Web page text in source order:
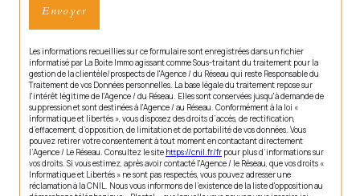
Envoyer
Les informations recueillies sur ce formulaire sont enregistrées dans un fichier
informatisé par La Boite Immo agissant comme Sous-traitant du traitement pour la
gestion de la clientèle/prospects de l'Agence / du Réseau qui reste Responsable du
Traitement de vos Données personnelles. La base légale du traitement repose sur
l'intérêt légitime de l'Agence / du Réseau. Elles sont conservées jusqu'à demande de
suppression et sont destinées à l'Agence / au Réseau. Conformément à la loi «
informatique et libertés », vous disposez des droits d’accès, de rectification,
d’effacement, d’opposition, de limitation et de portabilité de vos données. Vous
pouvez retirer votre consentement à tout moment en contactant directement
l’Agence / Le Réseau. Consultez le site https://cnil.fr/fr pour plus d’informations sur
vos droits. Si vous estimez, après avoir contacté l'Agence / le Réseau, que vos droits «
Informatique et Libertés » ne sont pas respectés, vous pouvez adresser une
réclamation à la CNIL. Nous vous informons de l’existence de la liste d'opposition au